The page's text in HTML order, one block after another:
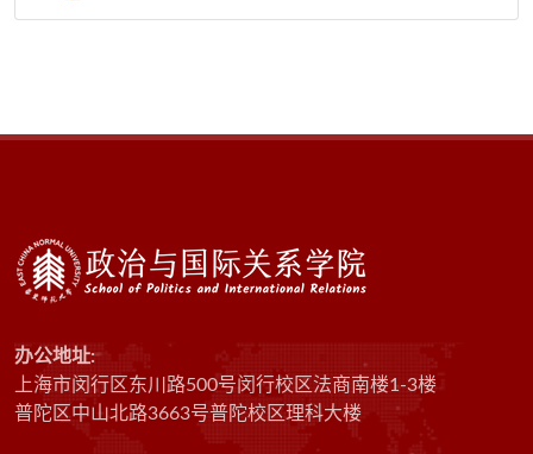
办公地址:
上海市闵行区东川路500号闵行校区法商南楼1-3楼
普陀区中山北路3663号普陀校区理科大楼